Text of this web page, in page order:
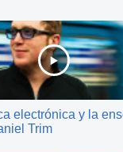
electrónica y la
Trim